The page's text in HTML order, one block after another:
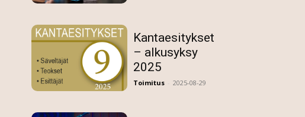
Kantaesitykset
– alkusyksy
2025
Toimitus - 2025-08-29